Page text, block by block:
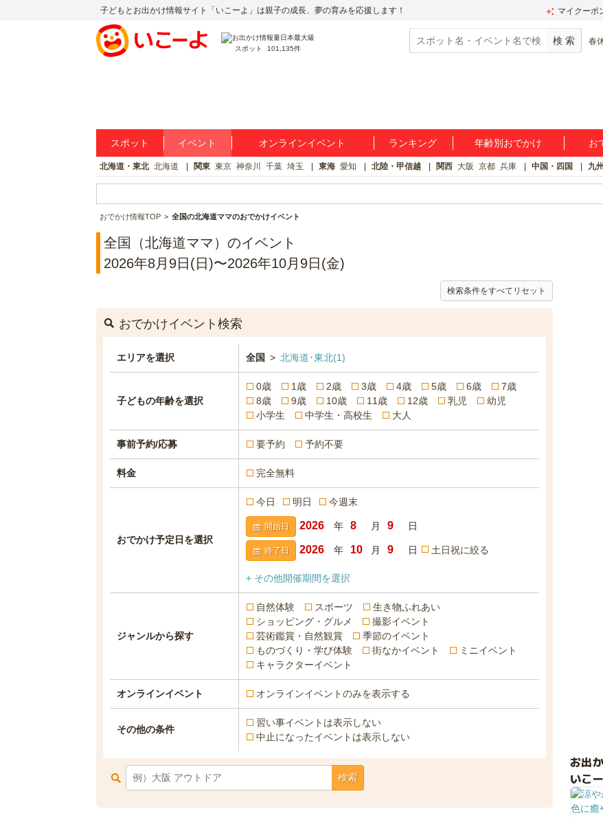
子どもとお出かけ情報サイト「いこーよ」は親子の成長、夢の育みを応援します！ マイクーポ
スポット 101,135件
春
スポット イベント オンラインイベント ランキング 年齢別おでかけ お
北海道・東北 北海道 関東 東京 神奈川 千葉 埼玉 東海 愛知 北陸・甲信越 関西 大阪 京都 兵庫 中国・四国 九
おでかけ情報TOP 全国の北海道ママのおでかけイベント
全国（北海道ママ）のイベント
2026年8月9日(日)〜2026年10月9日(金)
検索条件をすべてリセット
おでかけイベント検索
エリアを選択 全国 > 北海道･東北(1)
子どもの年齢を選択
0歳 1歳 2歳 3歳 4歳 5歳 6歳
7歳
8歳
9歳 10歳 11歳 12歳 乳児
幼児
小学生
中学生・高校生 大人
事前予約/応募 要予約 予約不要
料金 完全無料
おでかけ予定日を選択
今日 明日 今週末
開始日 年 月 日
終了日 年 月 日 土日祝に絞る
+ その他開催期間を選択
ジャンルから探す
自然体験 スポーツ
生き物ふれあい
ショッピング・グルメ
撮影イベント
芸術鑑賞・自然観賞
季節のイベント
ものづくり・学び体験
街なかイベント
ミニイベント
キャラクターイベント
オンラインイベント オンラインイベントのみを表示する
その他の条件
習い事イベントは表示しない
中止になったイベントは表示しない
検索
お出
いこ